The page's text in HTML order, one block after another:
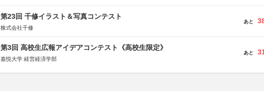
第23回 千修イラスト＆写真コンテスト
株式会社千修
あと
第3回 高校生広報アイデアコンテスト《高校生限定》
嘉悦大学 経営経済学部
あと